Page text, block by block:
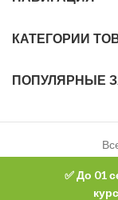
✅ До 01
КАТЕГОРИИ
ПОПУЛЯРНЫЕ